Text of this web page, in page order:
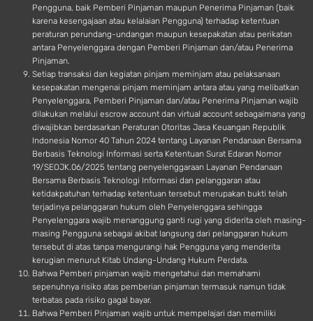
Pengguna, baik Pemberi Pinjaman maupun Penerima Pinjaman (baik
karena kesengajaan atau kelalaian Pengguna) terhadap ketentuan
peraturan perundang-undangan maupun kesepakatan atau perikatan
antara Penyelenggara dengan Pemberi Pinjaman dan/atau Penerima
Pinjaman.
Setiap transaksi dan kegiatan pinjam meminjam atau pelaksanaan
kesepakatan mengenai pinjam meminjam antara atau yang melibatkan
Penyelenggara, Pemberi Pinjaman dan/atau Penerima Pinjaman wajib
dilakukan melalui escrow account dan virtual account sebagaimana yang
diwajibkan berdasarkan Peraturan Otoritas Jasa Keuangan Republik
Indonesia Nomor 40 Tahun 2024 tentang Layanan Pendanaan Bersama
Berbasis Teknologi Informasi serta Ketentuan Surat Edaran Nomor
19/SEOJK.06/2025 tentang penyelenggaraan Layanan Pendanaan
Bersama Berbasis Teknologi Informasi dan pelanggaran atau
ketidakpatuhan terhadap ketentuan tersebut merupakan bukti telah
terjadinya pelanggaran hukum oleh Penyelenggara sehingga
Penyelenggara wajib menanggung ganti rugi yang diderita oleh masing-
masing Pengguna sebagai akibat langsung dari pelanggaran hukum
tersebut di atas tanpa mengurangi hak Pengguna yang menderita
kerugian menurut Kitab Undang-Undang Hukum Perdata.
Bahwa Pemberi pinjaman wajib mengetahui dan memahami
sepenuhnya risiko atas pemberian pinjaman termasuk namun tidak
terbatas pada risiko gagal bayar.
Bahwa Pemberi Pinjaman wajib untuk mempelajari dan memiliki